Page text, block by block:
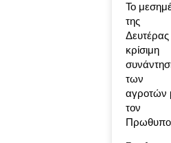
Το
της
Δευτέρας
κρίσιμη
των
αγροτών
τον